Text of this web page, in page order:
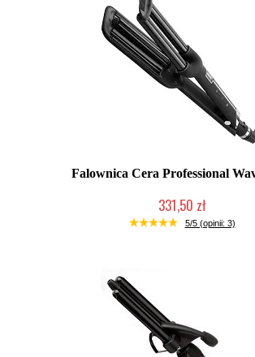
Falownica Cera Professional
331,50 zł
Mała ilość (wysyłka w 24h)
5/5 (opinii: 3)